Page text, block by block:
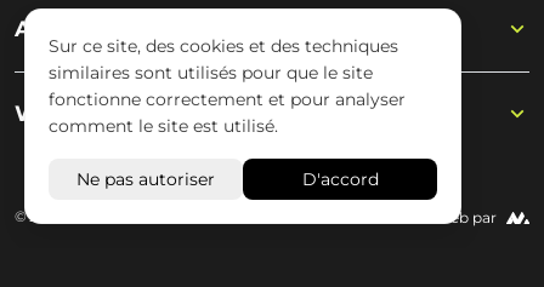
Academy
Wisseloord
© 2026 Wisseloord Site Web par
Sur ce site, des cookies et des techniques
similaires sont utilisés pour que le site
fonctionne correctement et pour analyser
comment le site est utilisé.